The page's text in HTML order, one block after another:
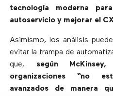
tecnología moderna
autoservicio y mejorar el
Asimismo, los análisis
evitar la trampa de
que, según
organizaciones “no
avanzados de manera